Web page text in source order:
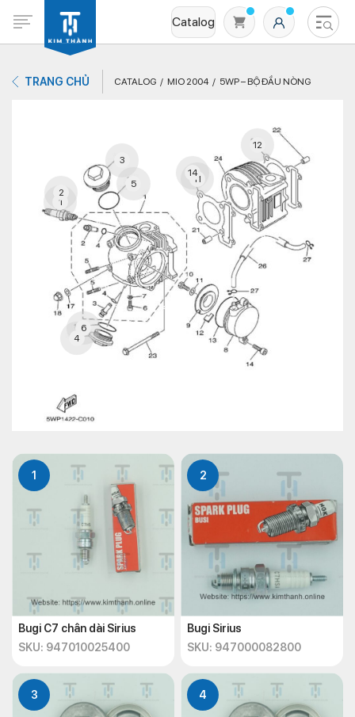
Catalog
Không có sản phẩm nào trong giỏ hàng
TRANG CHỦ CATALOG MIO 2004 5WP – BỘ ĐẦU NÒNG
1
2
3
4
5
6
11
12
14
1
Bugi C7 chân dài Sirius
SKU: 947010025400
2
Bugi Sirius
SKU: 947000082800
3 4